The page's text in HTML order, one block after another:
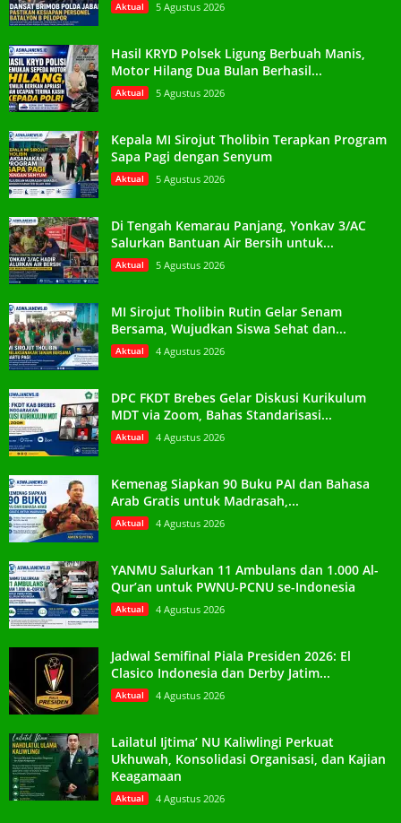
Aktual 5 Agustus 2026
Hasil KRYD Polsek Ligung Berbuah Manis,
Motor Hilang Dua Bulan Berhasil...
Aktual 5 Agustus 2026
Kepala MI Sirojut Tholibin Terapkan Program
Sapa Pagi dengan Senyum
Aktual 5 Agustus 2026
Di Tengah Kemarau Panjang, Yonkav 3/AC
Salurkan Bantuan Air Bersih untuk...
Aktual 5 Agustus 2026
MI Sirojut Tholibin Rutin Gelar Senam
Bersama, Wujudkan Siswa Sehat dan...
Aktual 4 Agustus 2026
DPC FKDT Brebes Gelar Diskusi Kurikulum
MDT via Zoom, Bahas Standarisasi...
Aktual 4 Agustus 2026
Kemenag Siapkan 90 Buku PAI dan Bahasa
Arab Gratis untuk Madrasah,...
Aktual 4 Agustus 2026
YANMU Salurkan 11 Ambulans dan 1.000 Al-
Qur’an untuk PWNU-PCNU se-Indonesia
Aktual 4 Agustus 2026
Jadwal Semifinal Piala Presiden 2026: El
Clasico Indonesia dan Derby Jatim...
Aktual 4 Agustus 2026
Lailatul Ijtima’ NU Kaliwlingi Perkuat
Ukhuwah, Konsolidasi Organisasi, dan Kajian
Keagamaan
Aktual 4 Agustus 2026